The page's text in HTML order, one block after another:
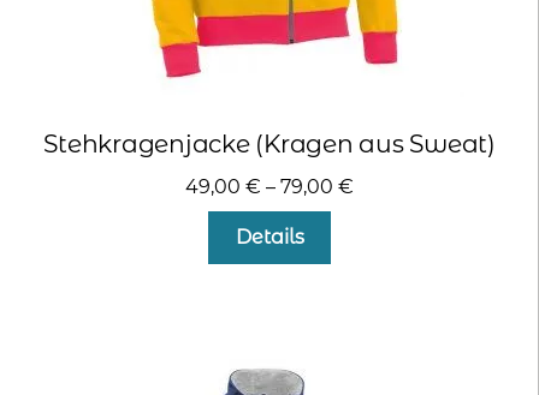
Stehkragenjacke (Kragen aus Sweat)
49,00 € – 79,00 €
Details